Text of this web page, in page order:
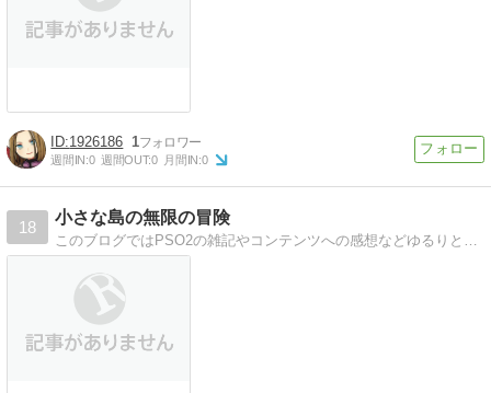
1926186 1
週間IN:0 週間OUT:0 月間IN:0
18
小さな島の無限の冒険
このブログではPSO2の雑記やコンテンツへの感想などゆるりとやっていく予定です。他にも今ハマっているゲームの記事も書きたいなと思っています。